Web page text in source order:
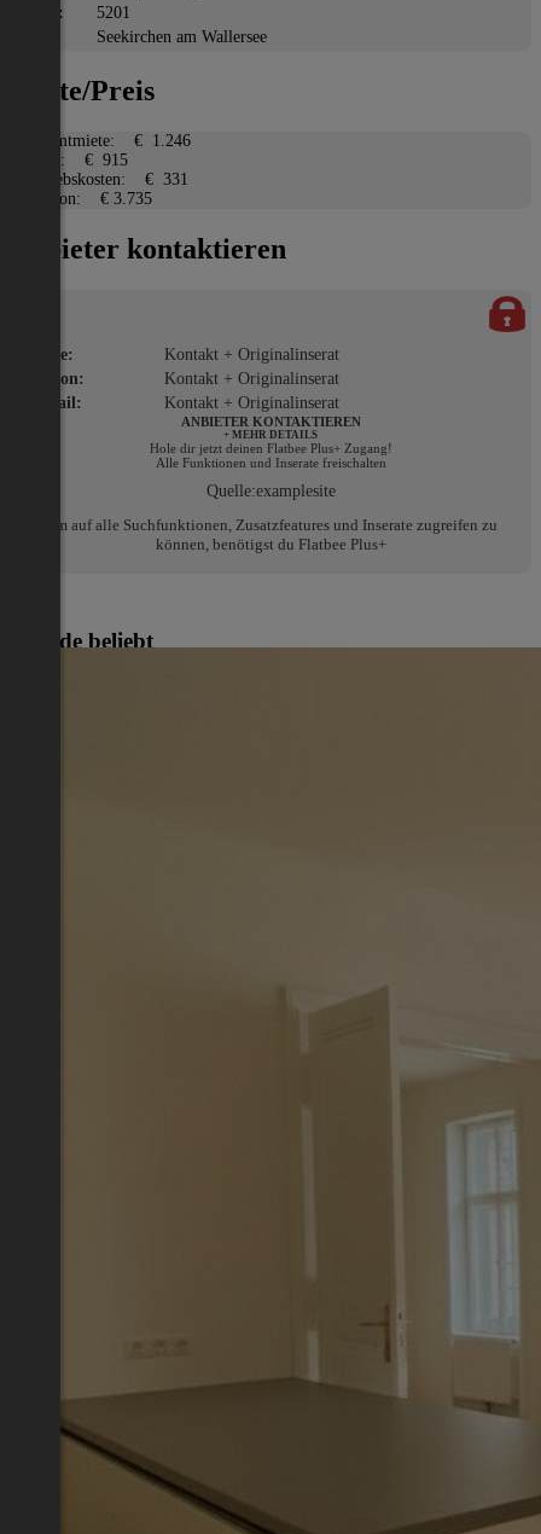
PLZ:
5201
Seekirchen am Wallersee
Miete/Preis
Gesamtmiete:
€ 1.246
Miete:
€ 915
Betriebskosten:
€ 331
Kaution:
€ 3.735
Anbieter kontaktieren
Name:
Kontakt + Originalinserat
Telefon:
Kontakt + Originalinserat
E-Mail:
Kontakt + Originalinserat
ANBIETER KONTAKTIEREN
+ MEHR DETAILS
Hole dir jetzt deinen Flatbee Plus+ Zugang!
Alle Funktionen und Inserate freischalten
Quelle:examplesite
Um auf alle Suchfunktionen, Zusatzfeatures und Inserate zugreifen zu
können, benötigst du Flatbee Plus+
Gerade beliebt